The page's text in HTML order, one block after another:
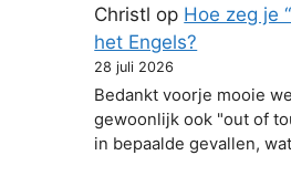
Christl op Hoe zeg je
het Engels?
28 juli 2026
Bedankt voorje mooie
gewoonlijk ook "out of
in bepaalde gevallen,